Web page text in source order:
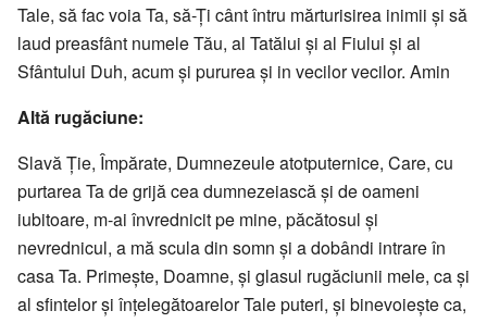
Tale, să fac voia Ta, să-Ți cânt întru mărturisirea inimii și să
laud preasfânt numele Tău, al Tatălui și al Fiului și al
Sfântului Duh, acum și pururea și in vecilor vecilor. Amin
Altă rugăciune:
Slavă Ție, Împărate, Dumnezeule atotputernice, Care, cu
purtarea Ta de grijă cea dumnezeiască și de oameni
iubitoare, m-ai învrednicit pe mine, păcătosul și
nevrednicul, a mă scula din somn și a dobândi intrare în
casa Ta. Primește, Doamne, și glasul rugăciunii mele, ca și
al sfintelor și înțelegătoarelor Tale puteri, și binevoiește ca,